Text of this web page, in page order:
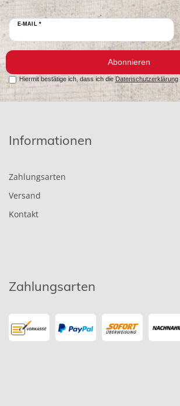
E-MAIL *
Abonnieren
Hiermit bestätige ich, dass ich die Datenschutzerklärung
Informationen
Zahlungsarten
Versand
Kontakt
Zahlungsarten